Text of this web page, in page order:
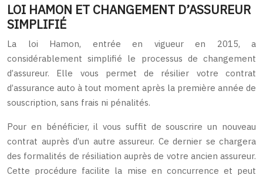
LOI HAMON ET CHANGEMENT D’ASSUREUR
SIMPLIFIÉ
La loi Hamon, entrée en vigueur en 2015, a
considérablement simplifié le processus de changement
d’assureur. Elle vous permet de résilier votre contrat
d’assurance auto à tout moment après la première année de
souscription, sans frais ni pénalités.
Pour en bénéficier, il vous suffit de souscrire un nouveau
contrat auprès d’un autre assureur. Ce dernier se chargera
des formalités de résiliation auprès de votre ancien assureur.
Cette procédure facilite la mise en concurrence et peut